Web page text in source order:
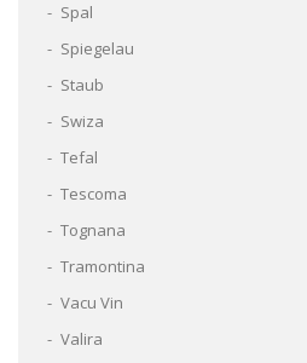
Spal
Spiegelau
Staub
Swiza
Tefal
Tescoma
Tognana
Tramontina
Vacu Vin
Valira